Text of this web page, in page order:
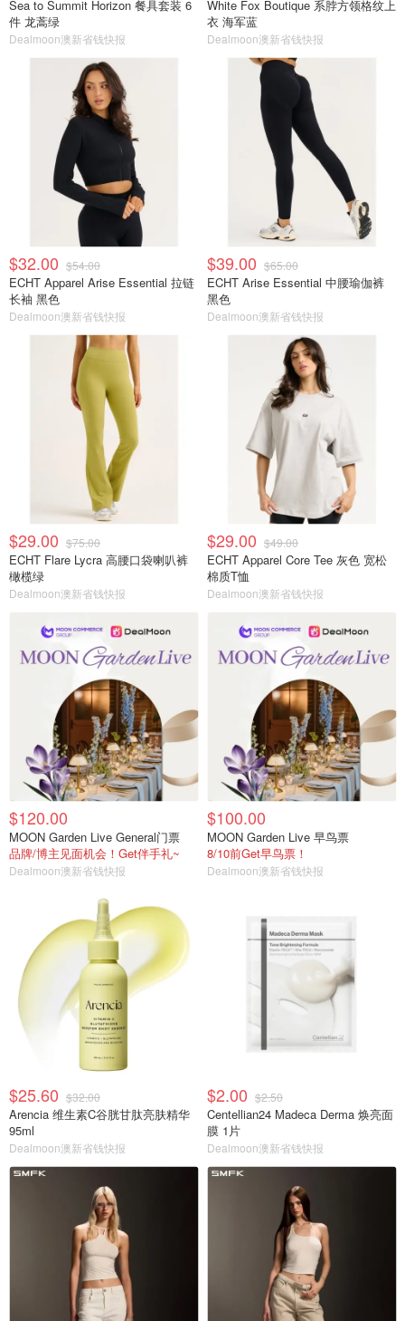
Sea to Summit Horizon 餐具套装 6
件 龙蒿绿
Dealmoon澳新省钱快报
White Fox Boutique 系脖方领格纹上
衣 海军蓝
Dealmoon澳新省钱快报
$32.00 $54.00
ECHT Apparel Arise Essential 拉链
长袖 黑色
Dealmoon澳新省钱快报
$39.00 $65.00
ECHT Arise Essential 中腰瑜伽裤
黑色
Dealmoon澳新省钱快报
$29.00 $75.00
ECHT Flare Lycra 高腰口袋喇叭裤
橄榄绿
Dealmoon澳新省钱快报
$29.00 $49.00
ECHT Apparel Core Tee 灰色 宽松
棉质T恤
Dealmoon澳新省钱快报
$120.00
MOON Garden Live General门票
品牌/博主见面机会！Get伴手礼~
Dealmoon澳新省钱快报
$100.00
MOON Garden Live 早鸟票
8/10前Get早鸟票！
Dealmoon澳新省钱快报
$25.60 $32.00
Arencia 维生素C谷胱甘肽亮肤精华
95ml
Dealmoon澳新省钱快报
$2.00 $2.50
Centellian24 Madeca Derma 焕亮面
膜 1片
Dealmoon澳新省钱快报